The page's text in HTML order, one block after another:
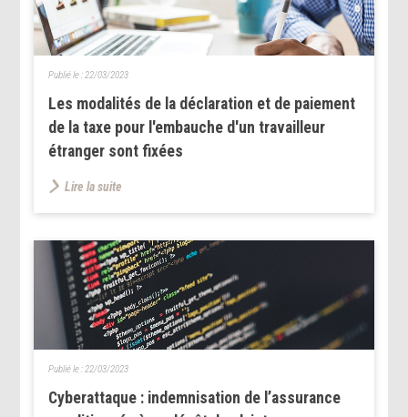
Les modalités de la déclaration et de paiement
de la taxe pour l'embauche d'un travailleur
étranger sont fixées
Publié le : 22/03/2023
Lire la suite
Cyberattaque : indemnisation de l’assurance
Publié le : 22/03/2023